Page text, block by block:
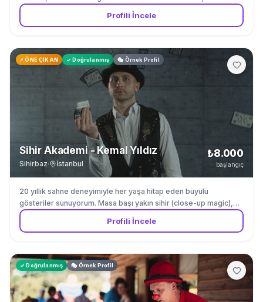
Profili İncele
⚡ ÖNE ÇIKAN ✓ Doğrulanmış 🎭 Örnek Profil
Sihir Akademi - Kemal Yıldız
Sihirbaz· İstanbul
₺8.000
başlangıç
20 yıllık sahne deneyimiyle her yaşa hitap eden büyülü
gösteriler sunuyorum. Masa başı yakın sihir (close-up magic),
sahne illüzyonları ve çocuk büyücülüğü alanlarında uzmanım.
Gösterilerim Türkçe ve İngilizce olarak düzenlenebilir. Her
Profili İncele
✓ Doğrulanmış 🎭 Örnek Profil